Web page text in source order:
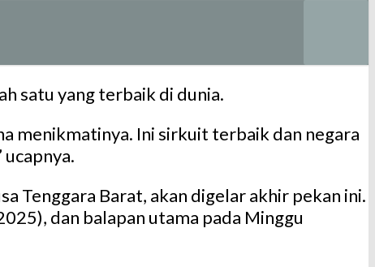
satu yang terbaik di dunia.
menikmatinya. Ini sirkuit terbaik dan negara
Tenggara Barat, akan digelar akhir pekan ini.
dan balapan utama pada Minggu